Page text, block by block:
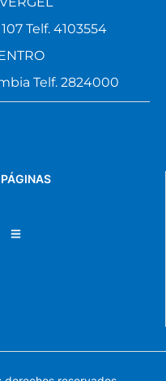
PÁGINAS
Telf. 4103554
Telf. 2824000